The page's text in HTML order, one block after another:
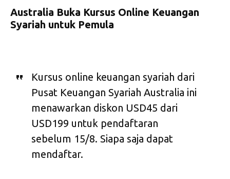
Australia Buka Kursus Online Keuangan
Syariah untuk Pemula
Kursus online keuangan syariah dari
Pusat Keuangan Syariah Australia ini
menawarkan diskon USD45 dari
USD199 untuk pendaftaran
sebelum 15/8. Siapa saja dapat
mendaftar.